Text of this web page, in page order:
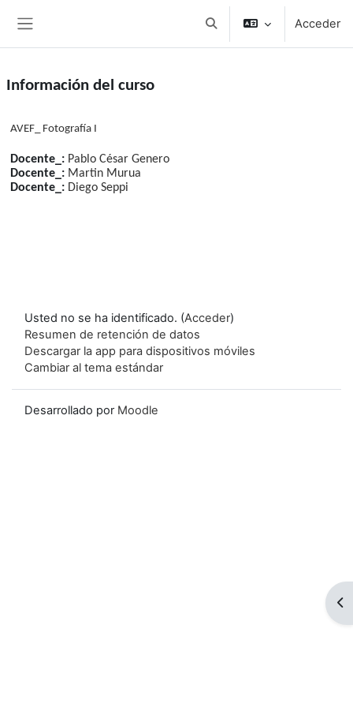
Selector de búsqueda de
Acceder
Información del curso
AVEF_ Fotografía I
Docente_: Pablo César Genero
Docente_: Martin Murua
Docente_: Diego Seppi
Usted no se ha identificado. (Acceder)
Resumen de retención de datos
Descargar la app para dispositivos móviles
Cambiar al tema estándar
Desarrollado por Moodle